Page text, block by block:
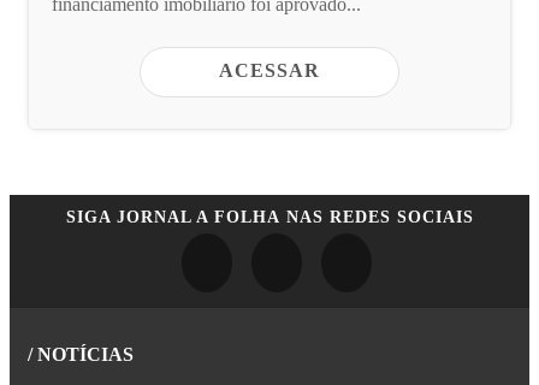
ACESSAR
SIGA JORNAL A FOLHA NAS REDES SOCIAIS
/ NOTÍCIAS